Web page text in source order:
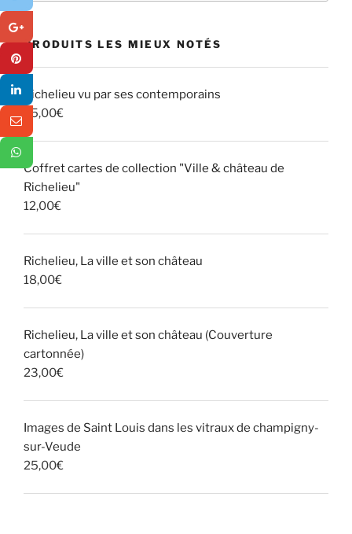
:
PRODUITS LES MIEUX NOTÉS
Richelieu vu par ses contemporains
25,00€
Coffret cartes de collection "Ville & château de
Richelieu"
12,00€
Richelieu, La ville et son château
18,00€
Richelieu, La ville et son château (Couverture
cartonnée)
23,00€
Images de Saint Louis dans les vitraux de champigny-
sur-Veude
25,00€